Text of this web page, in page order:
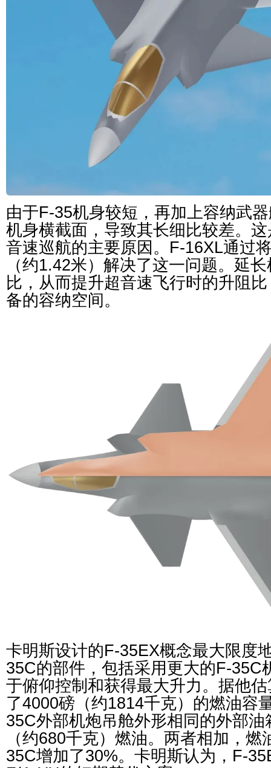
由于F-35机身较短，再加上容纳武
机身横截面，导致其长细比较差。
音速巡航的主要原因。F-16XL通过
（约1.42米）解决了这一问题。延
比，从而提升超音速飞行时的升阻
备的容纳空间。
卡明斯设计的F-35EX概念最大限度
35C的部件，包括采用更大的F-35C
于俯仰控制和获得最大升力。据他
了4000磅（约1814千克）的燃油容
35C外部机炮吊舱外形相同的外部
（约680千克）燃油。两者相加，
35C增加了30%。卡明斯认为，F-